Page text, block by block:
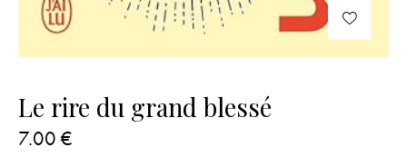
Le rire du grand blessé
7.00 €